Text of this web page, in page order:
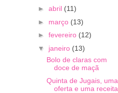
► abril (11)
► março (13)
► fevereiro (12)
▼ janeiro (13)
Bolo de claras com
doce de maçã
Quinta de Jugais, uma
oferta e uma receita